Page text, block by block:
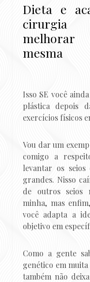
Dieta e
cirurgia
mesma
Isso SE você
plástica depois
exercícios físicos
Vou dar um
comigo a
levantar os seios
grandes. Nisso
de outros seios
minha, mas
você adapta a
objetivo em
Como a gente
genético em
também não